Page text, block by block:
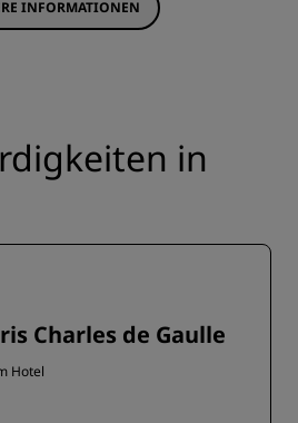
INFORMATIONEN
in
Charles de Gaulle
Hotel